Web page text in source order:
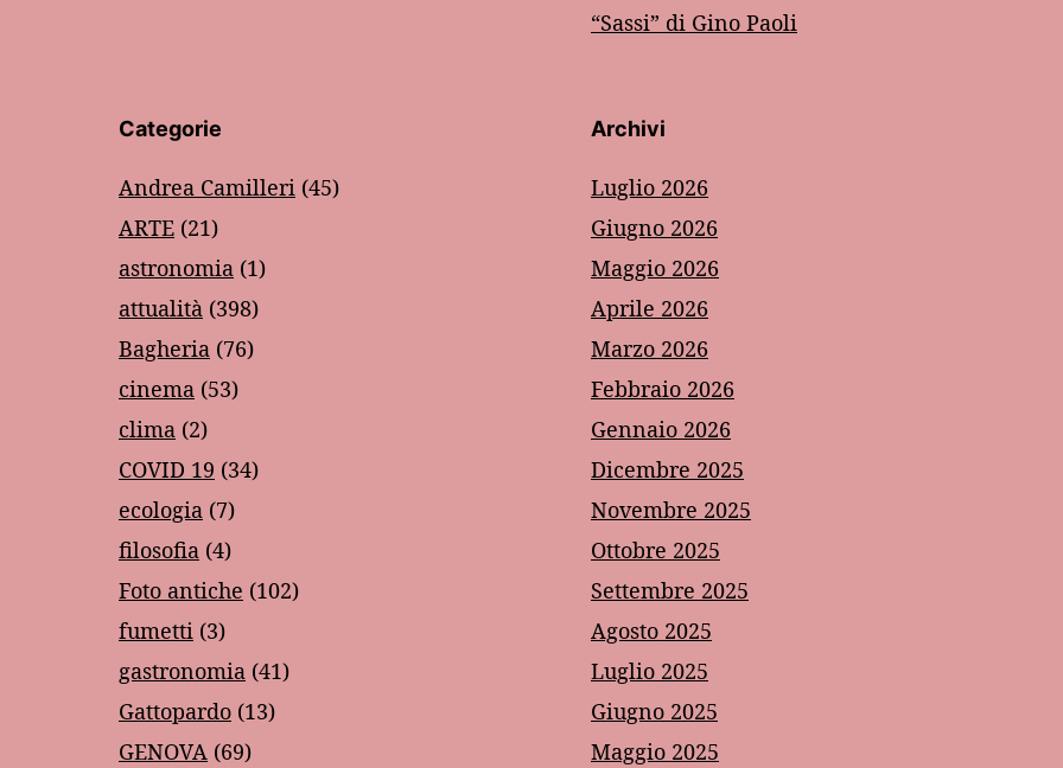
“Sassi” di Gino Paoli
Categorie
Andrea Camilleri (45)
ARTE (21)
astronomia (1)
attualità (398)
Bagheria (76)
cinema (53)
clima (2)
COVID 19 (34)
ecologia (7)
filosofia (4)
Foto antiche (102)
fumetti (3)
gastronomia (41)
Gattopardo (13)
GENOVA (69)
Archivi
Luglio 2026
Giugno 2026
Maggio 2026
Aprile 2026
Marzo 2026
Febbraio 2026
Gennaio 2026
Dicembre 2025
Novembre 2025
Ottobre 2025
Settembre 2025
Agosto 2025
Luglio 2025
Giugno 2025
Maggio 2025